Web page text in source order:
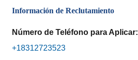
Información de Reclutamiento
Número de Teléfono para Aplicar:
+18312723523